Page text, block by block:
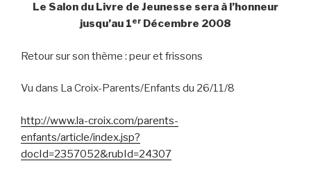
Le Salon du Livre de Jeunesse sera à l’honneur
jusqu’au 1er Décembre 2008
Retour sur son thème : peur et frissons
Vu dans La Croix-Parents/Enfants du 26/11/8
http://www.la-croix.com/parents-
enfants/article/index.jsp?
docId=2357052&rubId=24307